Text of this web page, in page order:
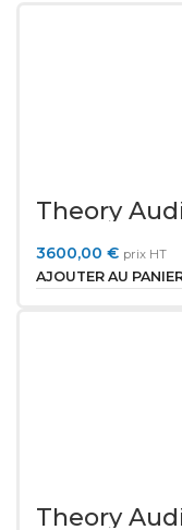
Theory
3600,00 € prix HT
AJOUTER AU
Theory